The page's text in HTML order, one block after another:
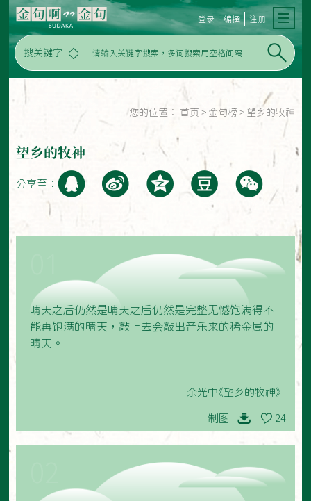
搜关键字
登录 编撰 注册
您的位置： 首页 > 金句榜 > 望乡的牧神
望乡的牧神
分享至：
晴天之后仍然是晴天之后仍然是完整无憾饱满得不
能再饱满的晴天，敲上去会敲出音乐来的稀金属的
晴天。
余光中《望乡的牧神》
制图 24